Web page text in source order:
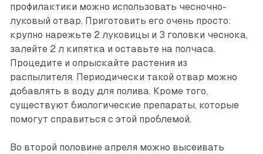
профилактики можно использовать чесночно-
луковый отвар. Приготовить его очень просто:
крупно нарежьте 2 луковицы и 3 головки чеснока,
залейте 2 л кипятка и оставьте на полчаса.
Процедите и опрыскайте растения из
распылителя. Периодически такой отвар можно
добавлять в воду для полива. Кроме того,
существуют биологические препараты, которые
помогут справиться с этой проблемой.
Во второй половине апреля можно высеивать